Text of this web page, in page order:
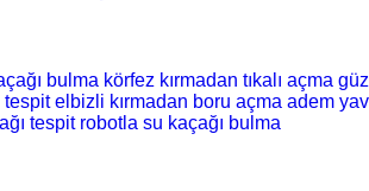
bulma körfez kırmadan tıkalı açma
tespit elbizli kırmadan boru açma adem
tespit robotla su kaçağı bulma